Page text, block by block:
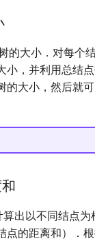
的大小．对每个
小，并利用总结
的大小，然后就
算出以不同结点
点的距离和）．